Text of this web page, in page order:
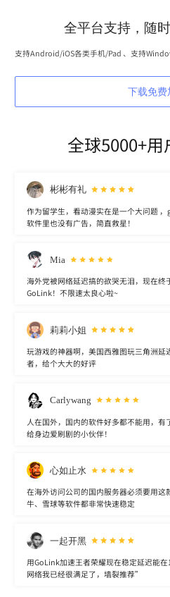
全平台支持，随
支持Android/iOS各类手机/Pad 、支持
下载免费
全球5000+
彬彬有礼
作为留学生，看动漫实在是一个大问题
软件里也没有广告，简直救星！
Mia
海外党被网络延迟搞的欲哭无泪，现在终
GoLink！不限速太良心啦~
莉莉小姐
玩游戏的神器啊，美国西雅图玩三角洲延
者，给个大大的好评
Carlywang
人在国外，国内的软件好多都不能用，
给身边爱刷剧的小伙伴！
心如止水
在海外访问公司的国内服务器必须要用这
牛、雪球等软件都非常快速稳定
一起开黑
用GoLink加速王者荣耀现在稳定延迟能
网络我已经很满足了，墙裂推荐”